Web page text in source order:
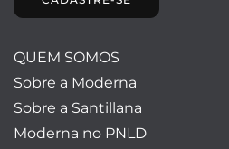
QUEM SOMOS
Sobre a Moderna
Sobre a Santillana
Moderna no PNLD